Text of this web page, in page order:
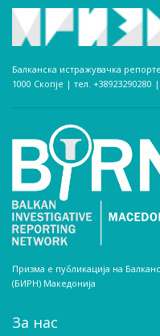
Балканска истражувачка
1000 Скопје | тел. +38923290280­ |
Призма е публикација на
(БИРН) Македонија
За нас